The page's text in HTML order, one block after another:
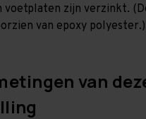
voetplaten zijn verzinkt.
van epoxy polyester.)
van